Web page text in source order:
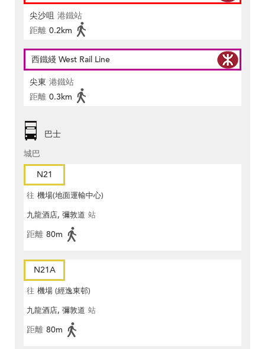
尖沙咀 港鐵站
距離 0.2km
西鐵綫 West Rail Line
尖東 港鐵站
距離 0.3km
巴士
城巴
N21
往 機場(地面運輸中心)
九龍酒店, 彌敦道 站
距離 80m
N21A
往 機場 (經逸東邨)
九龍酒店, 彌敦道 站
距離 80m